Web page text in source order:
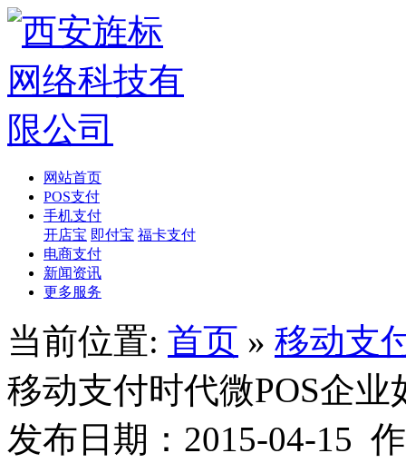
网站首页
POS支付
手机支付
开店宝 即付宝 福卡支付
电商支付
新闻资讯
更多服务
当前位置: 首页 » 移动支
移动支付时代微POS企业
发布日期：2015-04-15